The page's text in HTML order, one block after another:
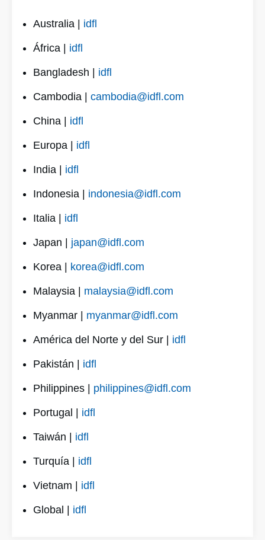
Australia | idfl
África | idfl
Bangladesh | idfl
Cambodia | cambodia@idfl.com
China | idfl
Europa | idfl
India | idfl
Indonesia | indonesia@idfl.com
Italia | idfl
Japan | japan@idfl.com
Korea | korea@idfl.com
Malaysia | malaysia@idfl.com
Myanmar | myanmar@idfl.com
América del Norte y del Sur | idfl
Pakistán | idfl
Philippines | philippines@idfl.com
Portugal | idfl
Taiwán | idfl
Turquía | idfl
Vietnam | idfl
Global | idfl